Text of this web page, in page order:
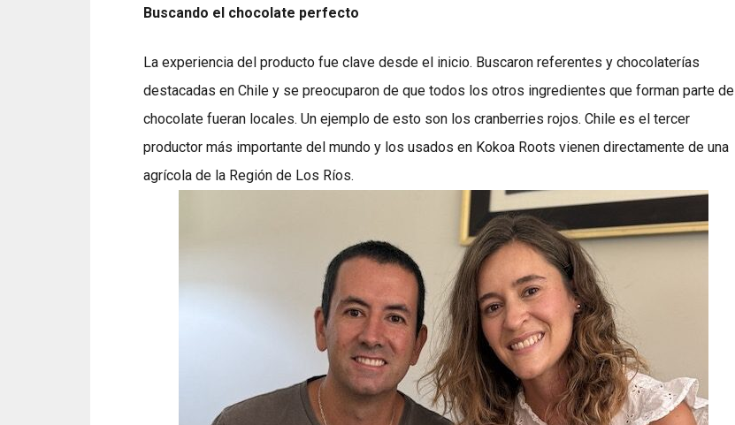
Buscando el chocolate perfecto
La experiencia del producto fue clave desde el inicio. Buscaron referentes y chocolaterías
destacadas en Chile y se preocuparon de que todos los otros ingredientes que forman parte del
chocolate fueran locales. Un ejemplo de esto son los cranberries rojos. Chile es el tercer
productor más importante del mundo y los usados en Kokoa Roots vienen directamente de una
agrícola de la Región de Los Ríos.